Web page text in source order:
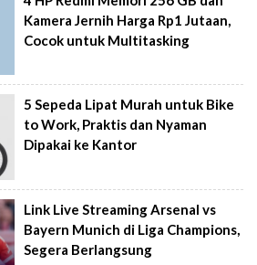
Kamera Jernih Harga Rp1 Jutaan,
Cocok untuk Multitasking
5 Sepeda Lipat Murah untuk Bike
to Work, Praktis dan Nyaman
Dipakai ke Kantor
Link Live Streaming Arsenal vs
Bayern Munich di Liga Champions,
Segera Berlangsung